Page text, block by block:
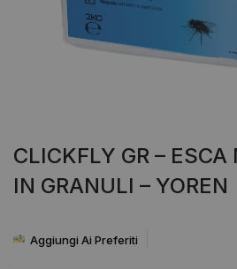
CLICKFLY GR –
IN GRANULI – YOREN
Aggiungi Ai Preferiti